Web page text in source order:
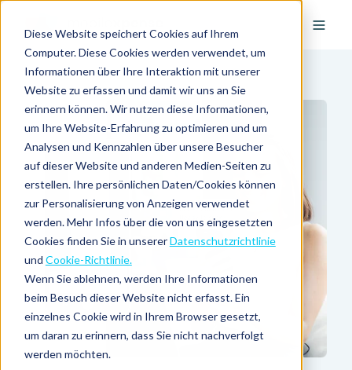
Diese Website speichert Cookies auf Ihrem
Computer. Diese Cookies werden verwendet, um
Informationen über Ihre Interaktion mit unserer
Website zu erfassen und damit wir uns an Sie
erinnern können. Wir nutzen diese Informationen,
um Ihre Website-Erfahrung zu optimieren und um
Analysen und Kennzahlen über unsere Besucher
auf dieser Website und anderen Medien-Seiten zu
erstellen. Ihre persönlichen Daten/Cookies können
zur Personalisierung von Anzeigen verwendet
werden. Mehr Infos über die von uns eingesetzten
Cookies finden Sie in unsererDatenschutzrichtlinie
und Cookie-Richtlinie.
Wenn Sie ablehnen, werden Ihre Informationen
beim Besuch dieser Website nicht erfasst. Ein
einzelnes Cookie wird in Ihrem Browser gesetzt,
um daran zu erinnern, dass Sie nicht nachverfolgt
werden möchten.